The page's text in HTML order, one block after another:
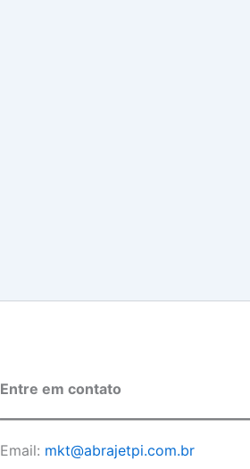
Entre em contato
Email: mkt@abrajetpi.com.br